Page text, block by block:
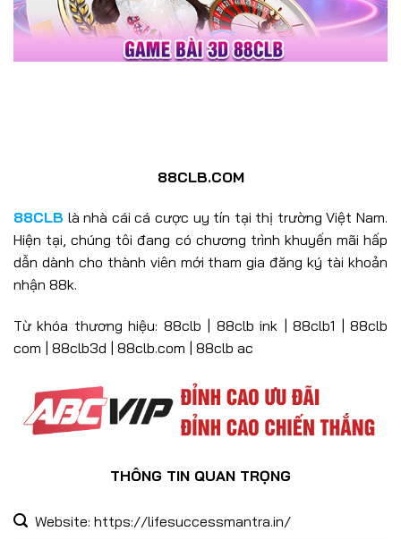
25/06/2025
Khuyến Mãi 88CLB – Ưu Đãi Hấp Dẫn Nhận Thưởng Mỗi Ngày
20/06/2025
27/12/2024
88CLB.COM
88CLB là nhà cái cá cược uy tín tại thị trường Việt Nam.
Hiện tại, chúng tôi đang có chương trình khuyến mãi hấp
dẫn dành cho thành viên mới tham gia đăng ký tài khoản
nhận 88k.
Từ khóa thương hiệu: 88clb | 88clb ink | 88clb1 | 88clb
com | 88clb3d | 88clb.com | 88clb ac
THÔNG TIN QUAN TRỌNG
Website: https://lifesuccessmantra.in/